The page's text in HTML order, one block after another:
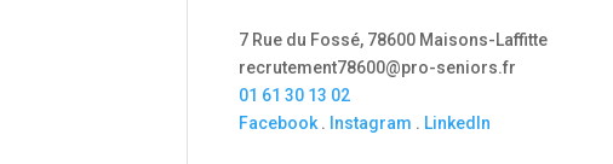
7 Rue du Fossé, 78600 Maisons-Laffitte
recrutement78600@pro-seniors.fr
01 61 30 13 02
Facebook . Instagram . LinkedIn